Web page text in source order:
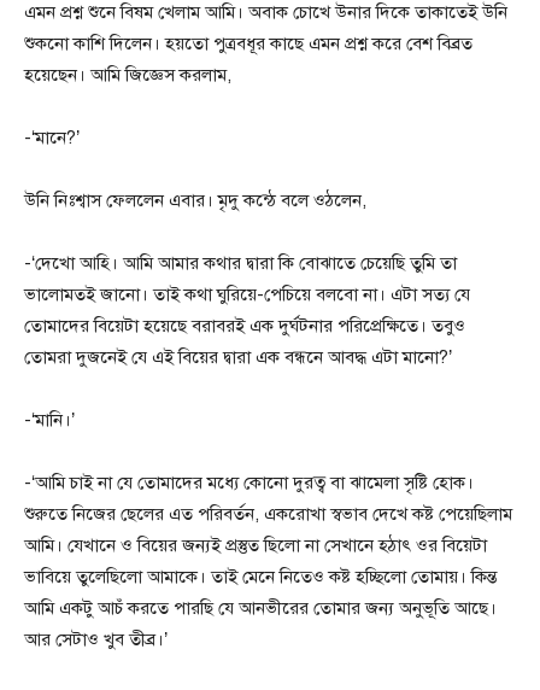
এমন প্রশ্ন শুনে বিষম খেলাম আমি। অবাক চোখে উনার দিকে তাকাতেই উনি
শুকনো কাশি দিলেন। হয়তো পুত্রবধূর কাছে এমন প্রশ্ন করে বেশ বিব্রত
হয়েছেন। আমি জিজ্ঞেস করলাম,
-‘মানে?’
উনি নিঃশ্বাস ফেললেন এবার। মৃদু কন্ঠে বলে ওঠলেন,
-‘দেখো আহি। আমি আমার কথার দ্বারা কি বোঝাতে চেয়েছি তুমি তা
ভালোমতই জানো। তাই কথা ঘুরিয়ে-পেচিয়ে বলবো না। এটা সত্য যে
তোমাদের বিয়েটা হয়েছে বরাবরই এক দুর্ঘটনার পরিপ্রেক্ষিতে। তবুও
তোমরা দুজনেই যে এই বিয়ের দ্বারা এক বন্ধনে আবদ্ধ এটা মানো?’
-‘মানি।’
-‘আমি চাই না যে তোমাদের মধ্যে কোনো দুরত্ব বা ঝামেলা সৃষ্টি হোক।
শুরুতে নিজের ছেলের এত পরিবর্তন, একরোখা স্বভাব দেখে কষ্ট পেয়েছিলাম
আমি। যেখানে ও বিয়ের জন্যই প্রস্তুত ছিলো না সেখানে হঠাৎ ওর বিয়েটা
ভাবিয়ে তুলেছিলো আমাকে। তাই মেনে নিতেও কষ্ট হচ্ছিলো তোমায়। কিন্ত
আমি একটু আচঁ করতে পারছি যে আনভীরের তোমার জন্য অনুভূতি আছে।
আর সেটাও খুব তীব্র।’